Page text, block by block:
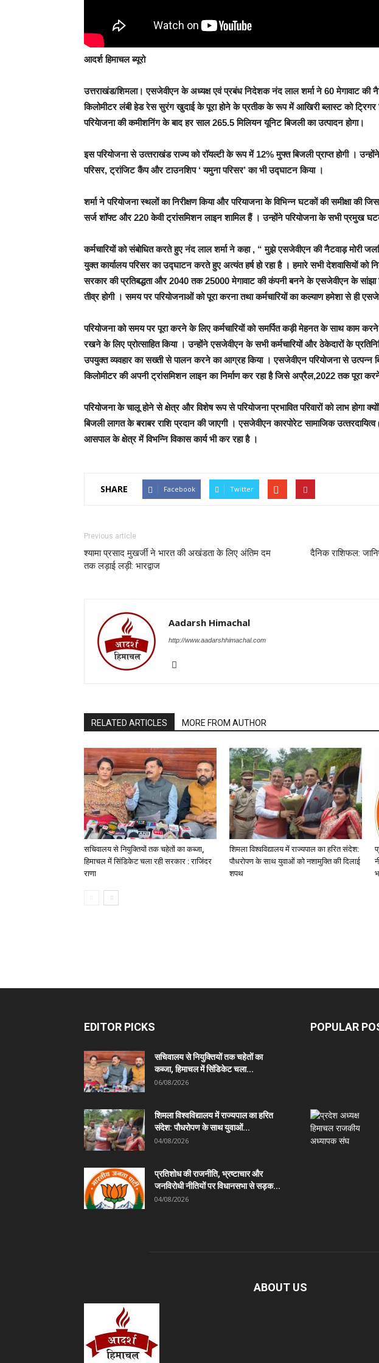
आदर्श हिमाचल ब्यूरो
उत्तराखंड/शिमला।एसजेवीएन के अध्यक्ष एवं प्रबंध निदेशक नंद लाल शर्मा ने 60 मेगावाट की
किलोमीटर लंबी हेड रेस सुरंग खुदाई के पूरा होने के प्रतीक के रूप में आखिरी ब्‍लास्‍ट को ट्रिगर
परियेाजना की कमीशनिंग के बाद हर साल 265.5 मिलियन यूनिट बिजली का उत्‍पादन होगा।
इस परियोजना से उत्‍तराखंड राज्‍य को रॉयल्‍टी के रूप में 12% मुफ्त बिजली प्राप्‍त होगी । उन्‍होंने
परिसर, ट्रांजिट कैंप और टाउनशिप ‘ यमुना परिसर’ का भी उद्घाटन किया ।
शर्मा ने परियोजना स्‍थलों का निरीक्षण किया और परियाजना के विभिन्‍न घटकों की समीक्षा की
सर्ज शॉफ्ट और 220 केवी ट्रांसमिशन लाइन शामिल हैं । उन्‍होंने परियोजना के सभी प्रमुख
कर्मचारियों को संबोधित करते हुए नंद लाल शर्मा ने कहा , “ मुझे एसजेवीएन की नैटवाड़ मोरी
युक्‍त कार्यालय परिसर का उद्घाटन करते हुए अत्‍यंत हर्ष हो रहा है । हमारे सभी देशवासियों को
सरकार की प्रतिबद्धता और 2040 तक 25000 मेगावाट की कंपनी बनने के एसजेवीएन के
तीव्र होगी । समय पर परियोजनाओं को पूरा करना तथा कर्मचारियों का कल्‍याण हमेशा से ही
परियोजना को समय पर पूरा करने के लिए कर्मचारियों को समर्पित कड़ी मेहनत के साथ काम करने
रखने के लिए प्रोत्‍साहित किया । उन्‍होंने एसजेवीएन के सभी कर्मचारियों और ठेकेदारों के
उपयुक्‍त व्‍यवहार का सख्‍ती से पालन करने का आग्रह किया । एसजेवीएन परियोजना से
किलोमीटर की अपनी ट्रांसमिशन लाइन का निर्माण कर रहा है जिसे अप्रैल,2022 तक पूरा
परियोजना के चालू होने से क्षेत्र और विशेष रूप से परियोजना प्रभावित परिवारों को लाभ होगा
बिजली लागत के बराबर राशि प्रदान की जाएगी । एसजेवीएन कारपोरेट सामाजिक
आसपाल के क्षेत्र में विभन्नि विकास कार्य भी कर रहा है ।
SHARE Facebook Twitter
Previous article
श्यामा प्रसाद मुखर्जी ने भारत की अखंडता के लिए अंतिम दम
तक लड़ाई लड़ी: भारद्वाज
दैनिक राशिफल:
Aadarsh Himachal
http://www.aadarshhimachal.com
RELATED ARTICLES MORE FROM AUTHOR
सचिवालय से नियुक्तियों तक चहेतों का कब्जा,
हिमाचल में सिंडिकेट चला रही सरकार : राजिंदर
राणा
शिमला विश्वविद्यालय में राज्यपाल का हरित संदेश:
पौधरोपण के साथ युवाओं को नशामुक्ति की दिलाई
शपथ
EDITOR PICKS
सचिवालय से नियुक्तियों तक चहेतों का
कब्जा, हिमाचल में सिंडिकेट चला...
06/08/2026
शिमला विश्वविद्यालय में राज्यपाल का हरित
संदेश: पौधरोपण के साथ युवाओं...
04/08/2026
प्रतिशोध की राजनीति, भ्रष्टाचार और
जनविरोधी नीतियों पर विधानसभा से सड़क...
04/08/2026
POPULAR
ABOUT US